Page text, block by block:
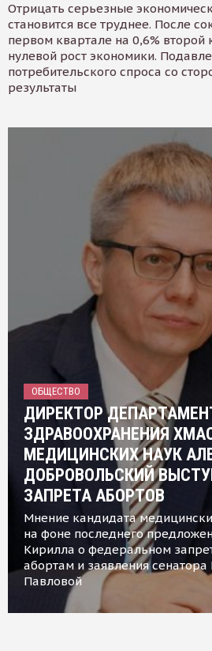
Отрицать серьезные
становится все труднее. После
первом квартале на 0,6% второй
нулевой рост экономики.
потребительского спроса со
результаты
ОБЩЕСТВО
ДИРЕКТОР
ЗДРАВООХРАНЕНИЯ
МЕДИЦИНСКИХ НАУК
ДОБРОВОЛЬСКИЙ
ЗАПРЕТА АБОРТОВ
Мнение кандидата
на фоне последнего
Кирилла о федеральном
абортам и заявления
Павловой